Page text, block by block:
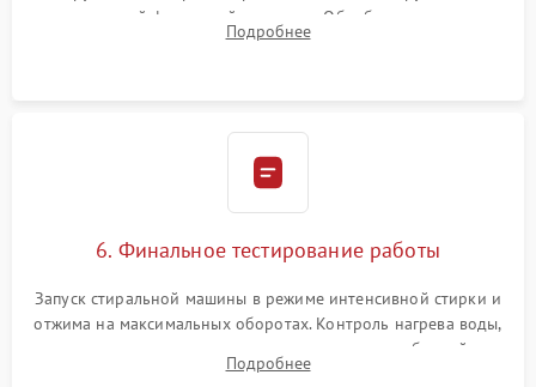
надежной фиксацией хомутами. Обработка стыков
герметиком для предотвращения возможных протечек воды.
Подробнее
6. Финальное тестирование работы
Запуск стиральной машины в режиме интенсивной стирки и
отжима на максимальных оборотах. Контроль нагрева воды,
корректности слива, отсутствия излишних вибраций,
посторонних стуков и протечек под корпусом.
Подробнее